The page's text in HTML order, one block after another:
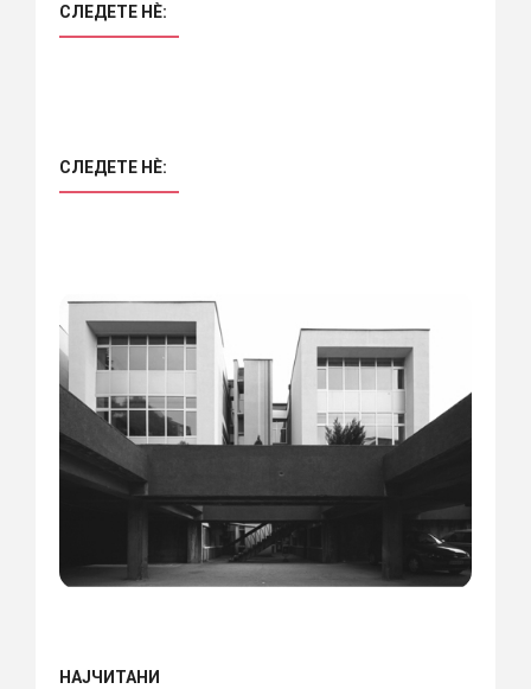
СЛЕДЕТЕ НÈ:
СЛЕДЕТЕ НÈ:
НАЈЧИТАНИ